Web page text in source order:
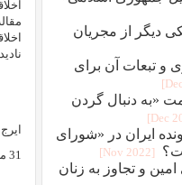
31 مرداد 1388
دیگر از مجریان
و تبعات آن برای
حکومت «به دنبال گردن
ایران در «شورای
[2022 Nov]
و تجاوز به زنان